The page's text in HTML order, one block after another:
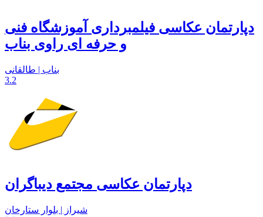
دپارتمان عکاسی فیلمبرداری آموزشگاه فنی
و حرفه ای راوی بناب
بناب | طالقانی
3.2
دپارتمان عکاسی مجتمع دیباگران
شیراز | بلوار ستارخان